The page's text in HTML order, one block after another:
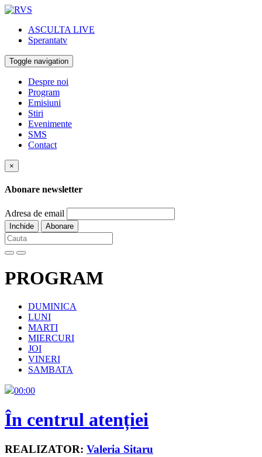
ASCULTA LIVE
Sperantatv
Toggle navigation
Despre noi
Program
Emisiuni
Stiri
Evenimente
SMS
Contact
×
Abonare newsletter
Adresa de email
Inchide
PROGRAM
DUMINICA
LUNI
MARTI
MIERCURI
JOI
VINERI
SAMBATA
00:00
În centrul atenției
REALIZATOR: Valeria Sitaru